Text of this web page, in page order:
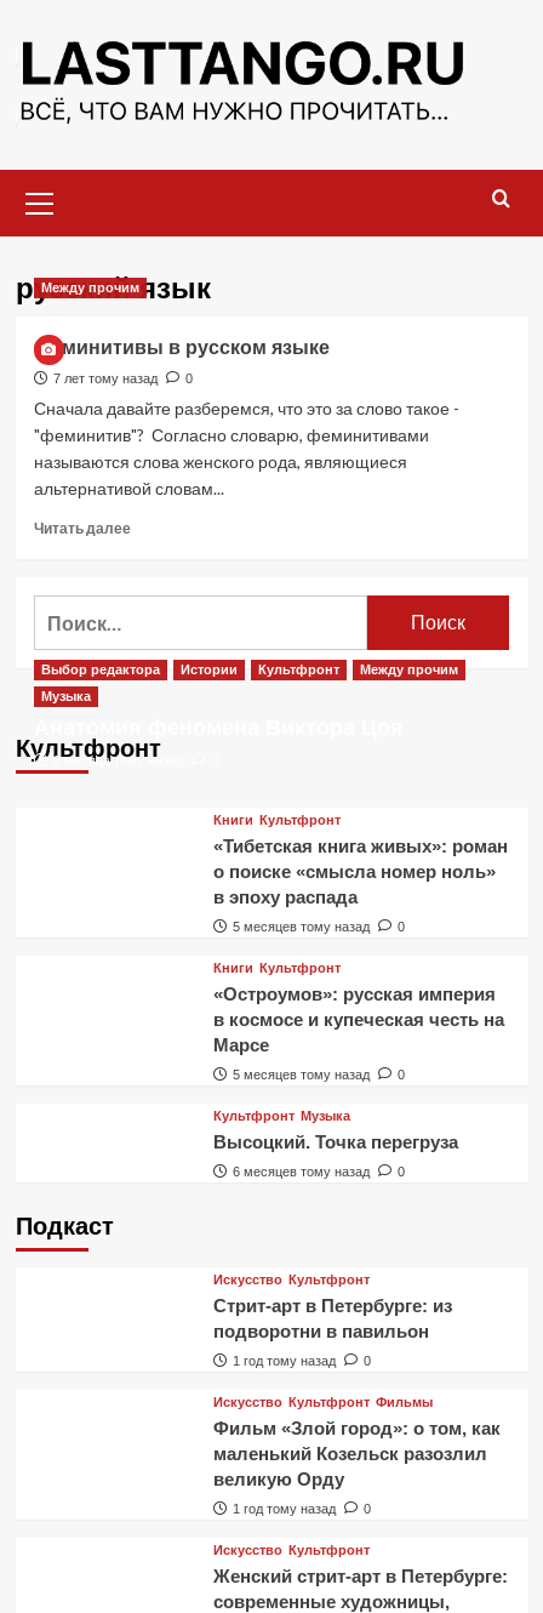
содержимому
меню
русский язык
Между прочим
Феминитивы в русском языке
7 лет тому назад 0
Сначала давайте разберемся, что это за слово такое -
"феминитив"? Согласно словарю, феминитивами
называются слова женского рода, являющиеся
альтернативой словам...
Читать далееПрочитать
Феминитивы
языке
Культфронт
Выбор редактора Истории Культфронт
Между прочим
Музыка
2 месяца тому назад
Книги Культфронт
«Тибетская книга живых»: роман
о поиске «смысла номер ноль»
в эпоху распада
5 месяцев тому назад 0
Книги Культфронт
«Остроумов»: русская империя
в космосе и купеческая честь на
Марсе
5 месяцев тому назад 0
Культфронт Музыка
Высоцкий. Точка перегруза
6 месяцев тому назад 0
Подкаст
Искусство Культфронт
Стрит-арт в Петербурге: из
подворотни в павильон
1 год тому назад 0
Искусство Культфронт Фильмы
Фильм «Злой город»: о том, как
маленький Козельск разозлил
великую Орду
1 год тому назад 0
Искусство Культфронт
Женский стрит-арт в Петербурге:
современные художницы,